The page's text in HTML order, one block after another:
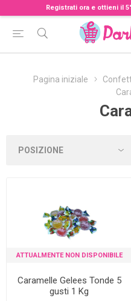
Registrati ora e ottieni il
Pagina iniziale
ATTUALMENTE NON DISPONIBILE
Caramelle Gelees Tonde 5
gusti 1 Kg